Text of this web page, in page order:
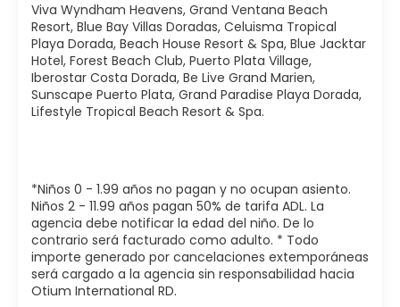
Viva Wyndham Heavens, Grand Ventana Beach
Resort, Blue Bay Villas Doradas, Celuisma Tropical
Playa Dorada, Beach House Resort & Spa, Blue Jacktar
Hotel, Forest Beach Club, Puerto Plata Village,
Iberostar Costa Dorada, Be Live Grand Marien,
Sunscape Puerto Plata, Grand Paradise Playa Dorada,
Lifestyle Tropical Beach Resort & Spa.
*Niños 0 - 1.99 años no pagan y no ocupan asiento.
Niños 2 - 11.99 años pagan 50% de tarifa ADL. La
agencia debe notificar la edad del niño. De lo
contrario será facturado como adulto. * Todo
importe generado por cancelaciones extemporáneas
será cargado a la agencia sin responsabilidad hacia
Otium International RD.